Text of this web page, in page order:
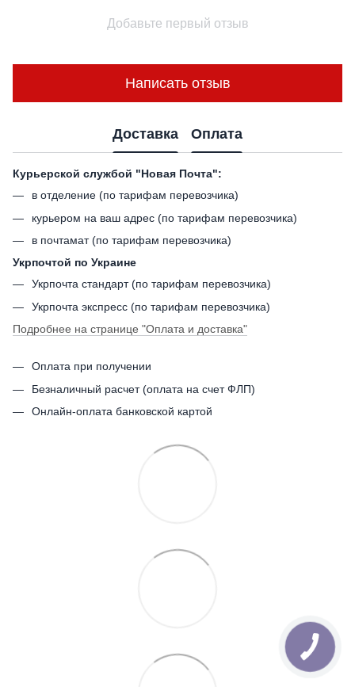
Добавьте первый отзыв
Написать отзыв
Доставка Оплата
Курьерской службой "Новая Почта":
в отделение (по тарифам перевозчика)
курьером на ваш адрес (по тарифам перевозчика)
в почтамат (по тарифам перевозчика)
Укрпочтой по Украине
Укрпочта стандарт (по тарифам перевозчика)
Укрпочта экспресс (по тарифам перевозчика)
Подробнее на странице "Оплата и доставка"
Оплата при получении
Безналичный расчет (оплата на счет ФЛП)
Онлайн-оплата банковской картой